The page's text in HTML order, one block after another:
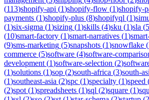
(113)shopify-api (1)shopify-flow (1)shopify-
payments (1)shopify-plus (8)shopifyql (1)
(1)six-sigma (1)sizing (1)skills (4)sku (1)sla (5
(10)smart-factory (1)smart-narratives (1)
(9)sms-marketing (5)snapshots (1)snowflake (
commerce (5)software (4)software-
development (1)software-selection (2)
(1)solutions (1)sop (2)south-africa (3)south-
(1)southeast-asia (2)spc (1)specialty (1)speed
(2)spot (1)spreadsheets (1)sql (2)square (1)